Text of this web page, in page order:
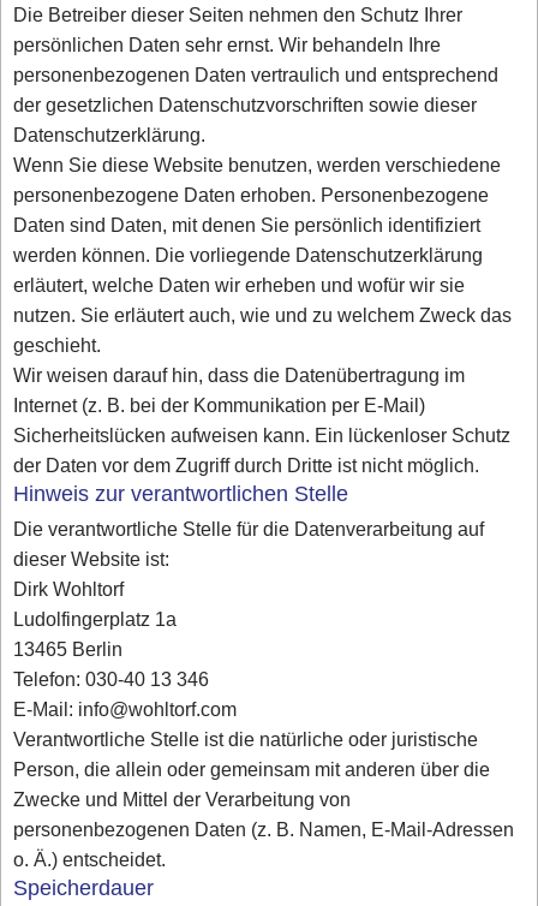
Die Betreiber dieser Seiten nehmen den Schutz Ihrer
persönlichen Daten sehr ernst. Wir behandeln Ihre
personenbezogenen Daten vertraulich und entsprechend
der gesetzlichen Datenschutzvorschriften sowie dieser
Datenschutzerklärung.
Wenn Sie diese Website benutzen, werden verschiedene
personenbezogene Daten erhoben. Personenbezogene
Daten sind Daten, mit denen Sie persönlich identifiziert
werden können. Die vorliegende Datenschutzerklärung
erläutert, welche Daten wir erheben und wofür wir sie
nutzen. Sie erläutert auch, wie und zu welchem Zweck das
geschieht.
Wir weisen darauf hin, dass die Datenübertragung im
Internet (z. B. bei der Kommunikation per E-Mail)
Sicherheitslücken aufweisen kann. Ein lückenloser Schutz
der Daten vor dem Zugriff durch Dritte ist nicht möglich.
Hinweis zur verantwortlichen Stelle
Die verantwortliche Stelle für die Datenverarbeitung auf
dieser Website ist:
Dirk Wohltorf
Ludolfingerplatz 1a
13465 Berlin
Telefon: 030-40 13 346
E-Mail: info@wohltorf.com
Verantwortliche Stelle ist die natürliche oder juristische
Person, die allein oder gemeinsam mit anderen über die
Zwecke und Mittel der Verarbeitung von
personenbezogenen Daten (z. B. Namen, E-Mail-Adressen
o. Ä.) entscheidet.
Speicherdauer